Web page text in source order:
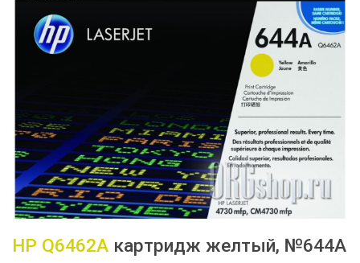
HP Q6462A картридж желтый, №644A